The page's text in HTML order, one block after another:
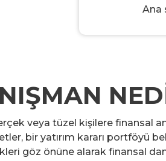
Ana
veya tüzel kişilere finansal
bir yatırım kararı portföyü
göz önüne alarak finansal